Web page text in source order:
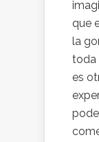
que
la
toda
es